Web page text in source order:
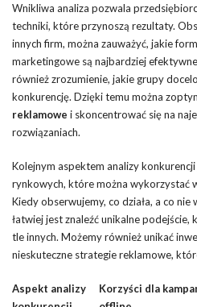
Wnikliwa analiza pozwala
techniki, które przynoszą rezultaty.
innych firm, można zauważyć, jakie
marketingowe są najbardziej
również zrozumienie, jakie grupy
konkurencję. Dzięki temu można
reklamowe i skoncentrować się na
rozwiązaniach.
Kolejnym aspektem analizy
rynkowych, które można wykorzystać
Kiedy obserwujemy, co działa, a co nie
łatwiej jest znaleźć unikalne podejście,
tle innych. Możemy również unikać
nieskuteczne strategie reklamowe,
Aspekt analizy
Korzyści dla